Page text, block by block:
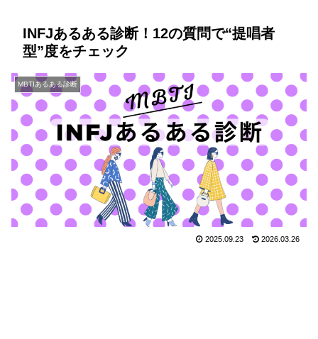
INFJあるある診断！12の質問で“提唱者
型”度をチェック
MBTIあるある診断
2025.09.23 2026.03.26